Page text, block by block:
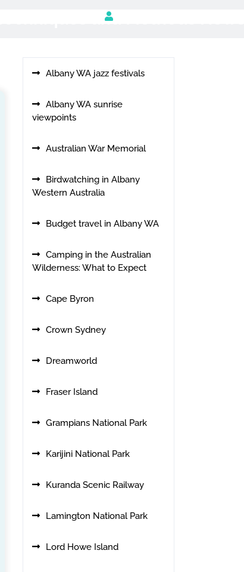
and Methods
Albany WA jazz festivals
Albany WA sunrise
viewpoints
Australian War Memorial
Birdwatching in Albany
Western Australia
Budget travel in Albany WA
Camping in the Australian
Wilderness: What to Expect
Cape Byron
Crown Sydney
Dreamworld
Fraser Island
Grampians National Park
Karijini National Park
Kuranda Scenic Railway
Lamington National Park
Lord Howe Island